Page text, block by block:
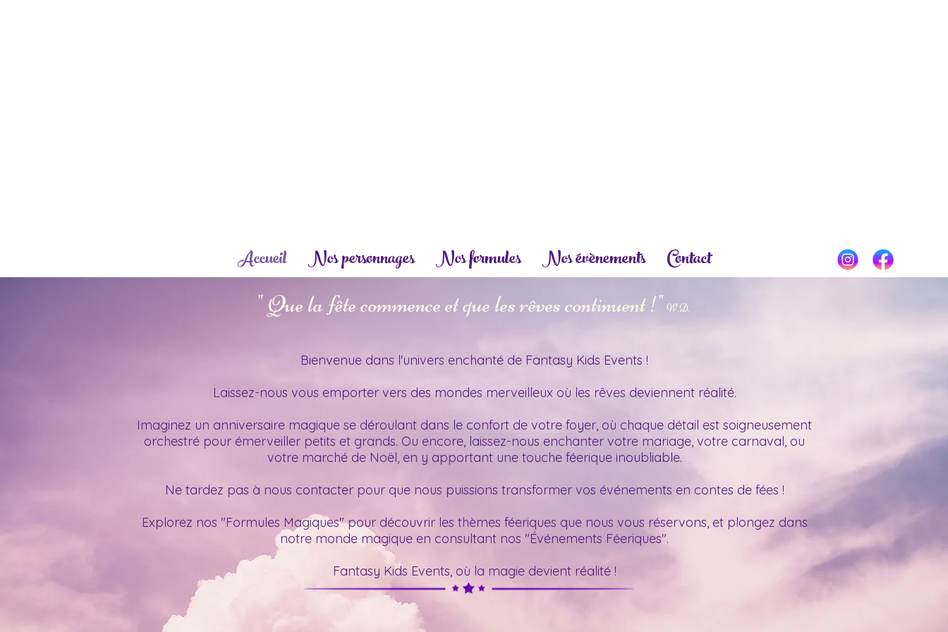
Accueil Nos personnages Nos formules Nos évènements Contact
" Que la fête commence et que les rêves continuent !" W.D.
Bienvenue dans l'univers enchanté de Fantasy Kids Events !
Laissez-nous vous emporter vers des mondes merveilleux où les rêves deviennent réalité.
Imaginez un anniversaire magique se déroulant dans le confort de votre foyer, où chaque détail est soigneusement
orchestré pour émerveiller petits et grands. Ou encore, laissez-nous enchanter votre mariage, votre carnaval, ou
votre marché de Noël, en y apportant une touche féerique inoubliable.
Ne tardez pas à nous contacter pour que nous puissions transformer vos événements en contes de fées !
Explorez nos "Formules Magiques" pour découvrir les thèmes féeriques que nous vous réservons, et plongez dans
notre monde magique en consultant nos "Événements Féeriques".
Fantasy Kids Events, où la magie devient réalité !